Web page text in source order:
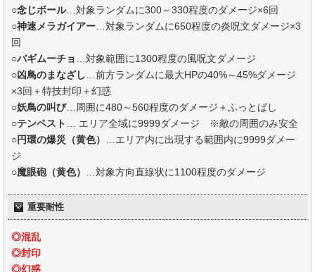
○念じボール…対象ランダムに300～330程度のダメージ×6回
○神速メラガイアー …対象ランダムに650程度の炎呪文ダメージ×3
回
○バギムーチョ
…対象範囲に1300程度の風呪文ダメージ
○凶鳥のまなざし …前方ランダムに最大HPの40%～45%ダメージ
×3回＋特技封印＋幻惑
○妖鳥の叫び…周囲に480～560程度のダメージ＋ふっとばし
○テンペスト
… エリア全域に9999ダメージ ※敵の周囲のみ安全
○円環の爆災（黄色）
…エリア内に出現する範囲内に9999ダメー
ジ
○魔眼砲（黄色） …対象方向直線状に1100程度のダメージ
重要耐性
◎混乱
◎封印
◎幻惑